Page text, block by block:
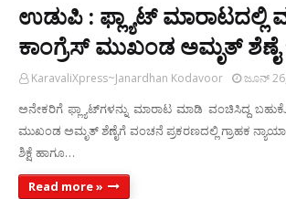
ಉಡುಪಿ : ಫ್ಲ್ಯಾಟ್‌ ಮಾರಾಟದಲ್ಲಿ
ಕಾಂಗ್ರೆಸ್ ಮುಖಂಡ ಅಮೃತ್
KaravaliXpress~Janardhan Kodavoor ಜೂನ್
ಅನೇಕರಿಗೆ ಫ್ಲ್ಯಾಟ್‌ಗಳನ್ನು ಮಾರಾಟ ಮಾಡಿ ವಂಚಿಸಿದ್ದ
ಮುಖಂಡ ಅಮೃತ್ ಶೆಣೈಗೆ ವಂಚನೆ ಪ್ರಕರಣದಲ್ಲಿ ಗ್ರಾಹಕ
ಶಿಕ್ಷೆ ಹಾಗೂ…
Read more »